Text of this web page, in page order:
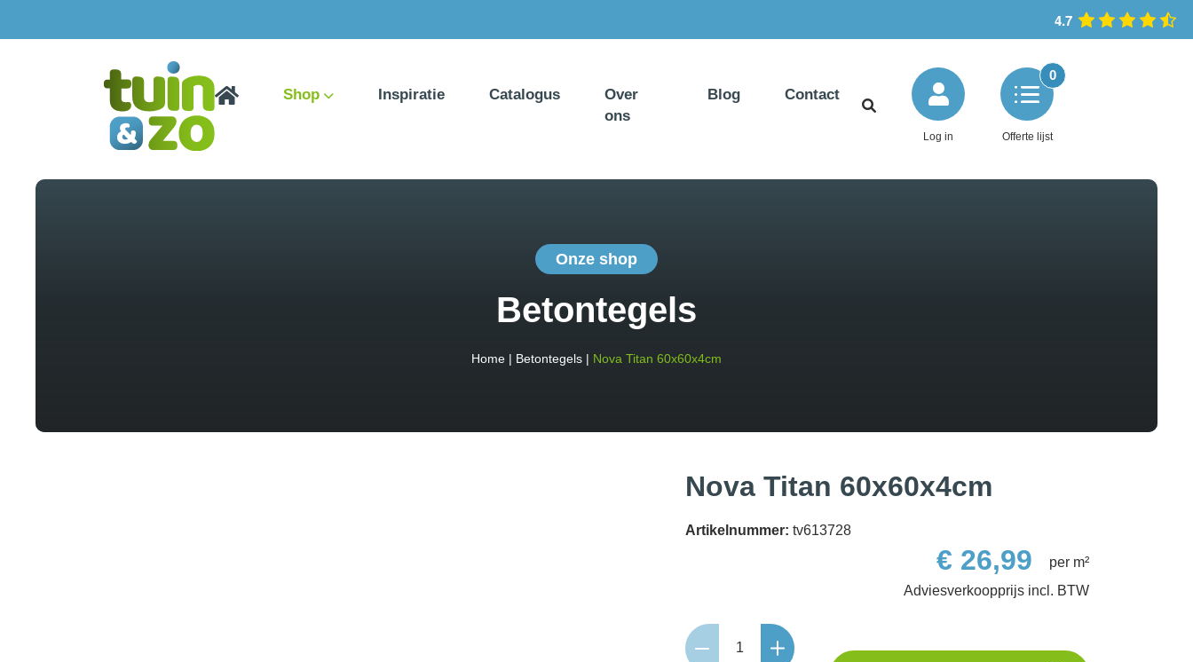
4.7
Shop Inspiratie Catalogus
Over
ons
Blog Contact
Log in Offerte lijst
0
Onze shop
Betontegels
Home | Betontegels | Nova Titan 60x60x4cm
Nova Titan 60x60x4cm
Artikelnummer: tv613728
€ 26,99 per m²
Nova
Titan